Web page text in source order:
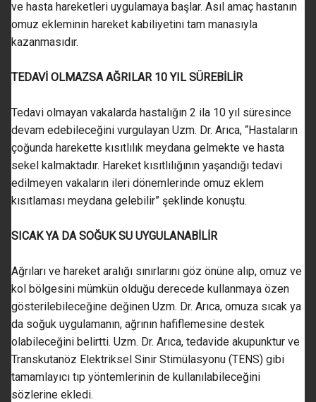
ve hasta hareketleri uygulamaya başlar. Asıl amaç hastanın
omuz ekleminin hareket kabiliyetini tam manasıyla
kazanmasıdır.
TEDAVİ OLMAZSA AĞRILAR 10 YIL SÜREBİLİR
Tedavi olmayan vakalarda hastalığın 2 ila 10 yıl süresince
devam edebileceğini vurgulayan Uzm. Dr. Arıca, “Hastaların
çoğunda harekette kısıtlılık meydana gelmekte ve hasta
sekel kalmaktadır. Hareket kısıtlılığının yaşandığı tedavi
edilmeyen vakaların ileri dönemlerinde omuz eklem
kısıtlaması meydana gelebilir” şeklinde konuştu.
SICAK YA DA SOĞUK SU UYGULANABİLİR
Ağrıları ve hareket aralığı sınırlarını göz önüne alıp, omuz ve
kol bölgesini mümkün olduğu derecede kullanmaya özen
gösterilebileceğine değinen Uzm. Dr. Arıca, omuza sıcak ya
da soğuk uygulamanın, ağrının hafiflemesine destek
olabileceğini belirtti. Uzm. Dr. Arıca, tedavide akupunktur ve
Transkutanöz Elektriksel Sinir Stimülasyonu (TENS) gibi
tamamlayıcı tıp yöntemlerinin de kullanılabileceğini
sözlerine ekledi.